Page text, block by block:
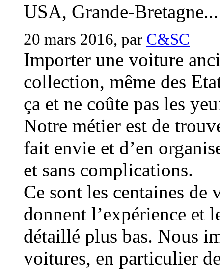
USA, Grande-Bretagne...
20 mars 2016, par C&SC
Importer une voiture
collection, même des
ça et ne coûte pas les
Notre métier est de
fait envie et d’en
et sans complications.
Ce sont les centaines
donnent l’expérience et
détaillé plus bas. Nous
voitures, en particulier